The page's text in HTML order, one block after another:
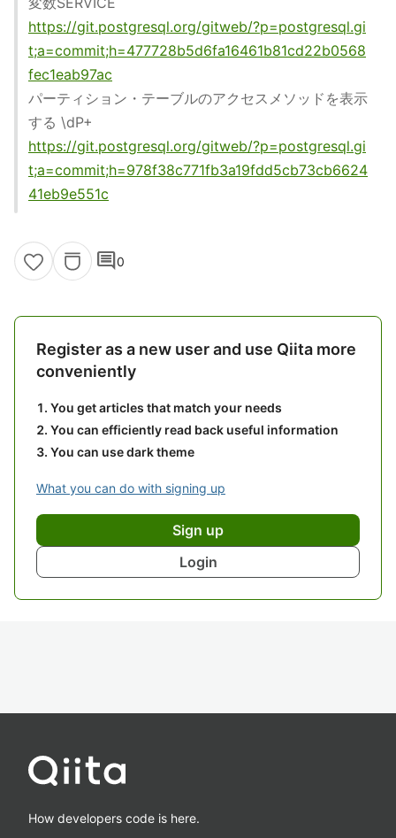
https://git.postgresql.org/gitweb/?p=postgresql.gi
t;a=commit;h=477728b5d6fa16461b81cd22b0568
fec1eab97ac
パーティション・テーブルのアクセスメソッドを表示
する \dP+
https://git.postgresql.org/gitweb/?p=postgresql.gi
t;a=commit;h=978f38c771fb3a19fdd5cb73cb6624
41eb9e551c
comment0
Register as a new user and use Qiita more
conveniently
You get articles that match your needs
You can efficiently read back useful information
You can use dark theme
What you can do with signing up
Sign up
Login
How developers code is here.